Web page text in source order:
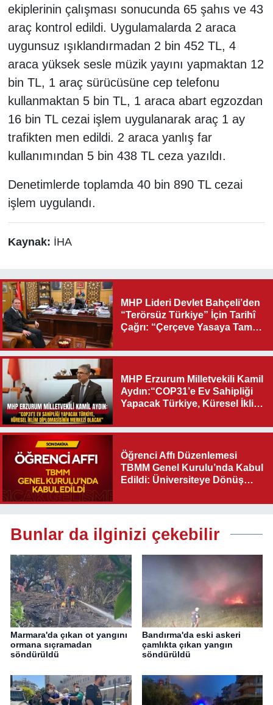
ekiplerinin çalışması sonucunda 65 şahıs ve 43
araç kontrol edildi. Uygulamalarda 2 araca
uygunsuz ışıklandırmadan 2 bin 452 TL, 4
araca yüksek sesle müzik yayını yapmaktan 12
bin TL, 1 araç sürücüsüne cep telefonu
kullanmaktan 5 bin TL, 1 araca abart egzozdan
16 bin TL cezai işlem uygulanarak araç 1 ay
trafikten men edildi. 2 araca yanlış far
kullanımından 5 bin 438 TL ceza yazıldı.
Denetimlerde toplamda 40 bin 890 TL cezai
işlem uygulandı.
Kaynak: İHA
MHP Lideri Devlet Bahçeli’den
“Terörsüz Türkiye” İçin Tarihî
Çağrı: “Çerçeve Yasaya Tam
MHP Erzurum Milletvekili Kamil
Aydın:“COP31’e Ev Sahipliği
Yapacak Türkiye, Küresel İklim
Olacak"
Öğrenci Affı Düzenlemesi
TBMM Genel Kurulu’nda Kabul
Edildi: Üniversiteye Dönüş
Bunlar da ilginizi çekebilir
Marmara'da çıkan ot yangını
ormana sıçramadan
söndürüldü
Bandırma'da eski askeri
çamlıkta çıkan yangın
söndürüldü